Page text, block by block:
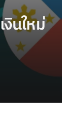
งินใหม่